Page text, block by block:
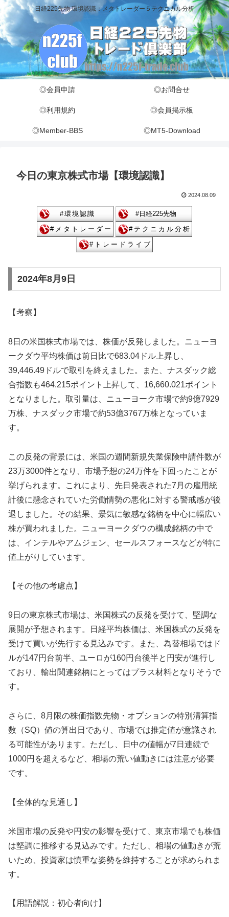
日経225先物 環境認識：メタトレーダー５テクニカル分析
◎会員申請 ◎お問合せ
◎利用規約 ◎会員掲示板
◎Member-BBS ◎MT5-Download
今日の東京株式市場【環境認識】
2024.08.09
2024年8月9日
【考察】
8日の米国株式市場では、株価が反発しました。ニューヨ
ークダウ平均株価は前日比で683.04ドル上昇し、
39,446.49ドルで取引を終えました。また、ナスダック総
合指数も464.215ポイント上昇して、16,660.021ポイント
となりました。取引量は、ニューヨーク市場で約9億7929
万株、ナスダック市場で約53億3767万株となっていま
す。
この反発の背景には、米国の週間新規失業保険申請件数が
23万3000件となり、市場予想の24万件を下回ったことが
挙げられます。これにより、先日発表された7月の雇用統
計後に懸念されていた労働情勢の悪化に対する警戒感が後
退しました。その結果、景気に敏感な銘柄を中心に幅広い
株が買われました。ニューヨークダウの構成銘柄の中で
は、インテルやアムジェン、セールスフォースなどが特に
値上がりしています。
【その他の考慮点】
9日の東京株式市場は、米国株式の反発を受けて、堅調な
展開が予想されます。日経平均株価は、米国株式の反発を
受けて買いが先行する見込みです。また、為替相場ではド
ルが147円台前半、ユーロが160円台後半と円安が進行し
ており、輸出関連銘柄にとってはプラス材料となりそうで
す。
さらに、8月限の株価指数先物・オプションの特別清算指
数（SQ）値の算出日であり、市場では推定値が意識され
る可能性があります。ただし、日中の値幅が7日連続で
1000円を超えるなど、相場の荒い値動きには注意が必要
です。
【全体的な見通し】
米国市場の反発や円安の影響を受けて、東京市場でも株価
は堅調に推移する見込みです。ただし、相場の値動きが荒
いため、投資家は慎重な姿勢を維持することが求められま
す。
【用語解説：初心者向け】